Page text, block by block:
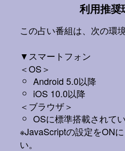
利用推奨
この占い番組は、次の環
▼スマートフォン
＜OS＞
Android 5.0以降
iOS 10.0以降
＜ブラウザ＞
OSに標準搭載されて
※JavaScriptの設定をON
い。